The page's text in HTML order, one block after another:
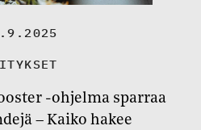
-ohjelma sparraa
– Kaiko hakee